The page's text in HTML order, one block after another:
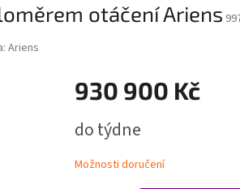
otáčení Ariens
Ariens
930 900 Kč
cena:
do týdne
Možnosti doručení